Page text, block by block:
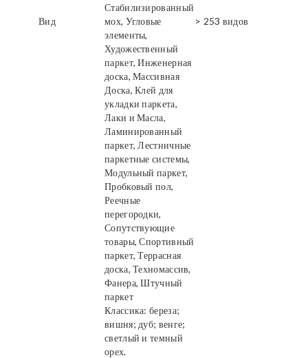
Вид
Стабилизированный
мох, Угловые
элементы,
Художественный
паркет, Инженерная
доска, Массивная
Доска, Клей для
укладки паркета,
Лаки и Масла,
Ламинированный
паркет, Лестничные
паркетные системы,
Модульный паркет,
Пробковый пол,
Реечные
перегородки,
Сопутствующие
товары, Спортивный
паркет, Террасная
доска, Техномассив,
Фанера, Штучный
паркет
> 253 видов
Классика: береза;
вишня; дуб; венге;
светлый и темный
орех.